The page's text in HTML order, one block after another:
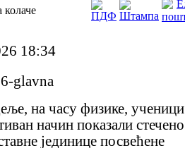
18:34
на часу физике,
начин показали стечено
јединице посвећене